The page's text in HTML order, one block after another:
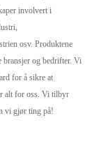
involvert i
osv. Produktene
bransjer og bedrifter. Vi
for å sikre at
alt for oss. Vi tilbyr
vi gjør ting på!